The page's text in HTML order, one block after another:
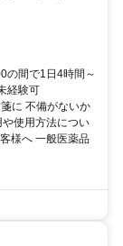
の間で1日4時間～
経験可
に 不備がないか
使用方法につい
様へ 一般医薬品